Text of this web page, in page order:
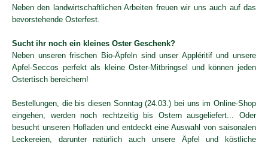
Neben den landwirtschaftlichen Arbeiten freuen wir uns auch auf das
bevorstehende Osterfest.
Sucht ihr noch ein kleines Oster Geschenk?
Neben unseren frischen Bio-Äpfeln sind unser Appléritif und unsere
Apfel-Seccos perfekt als kleine Oster-Mitbringsel und können jeden
Ostertisch bereichern!
Bestellungen, die bis diesen Sonntag (24.03.) bei uns im Online-Shop
eingehen, werden noch rechtzeitig bis Ostern ausgeliefert... Oder
besucht unseren Hofladen und entdeckt eine Auswahl von saisonalen
Leckereien, darunter natürlich auch unsere Äpfel und köstliche